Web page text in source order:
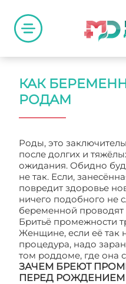
КАК
РОДАМ
Роды, это
после долгих и
ожидания. Обидно
не так. Если,
повредит здоровье
ничего подобного не
беременной
Бритьё промежности
Женщине, если её так
процедура, надо
том роддоме, где она
ЗАЧЕМ БРЕЮТ
ПЕРЕД РОЖДЕНИЕМ